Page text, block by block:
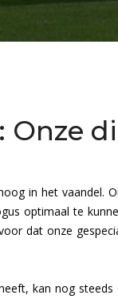
Onze
in het vaandel.
optimaal te
dat onze
kan nog